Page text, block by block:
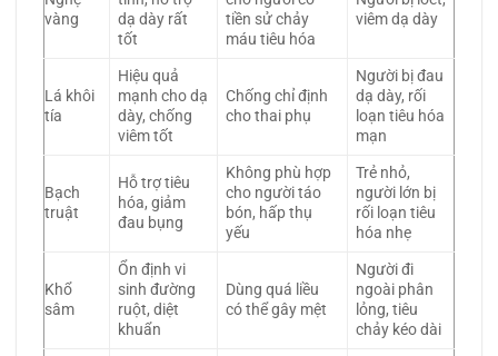
vàng
dạ dày rất
tốt
tiền sử chảy
máu tiêu hóa
viêm dạ dày
Lá khôi
tía
Hiệu quả
mạnh cho dạ
dày, chống
viêm tốt
Chống chỉ định
cho thai phụ
Người bị đau
dạ dày, rối
loạn tiêu hóa
mạn
Bạch
truật
Hỗ trợ tiêu
hóa, giảm
đau bụng
Không phù hợp
cho người táo
bón, hấp thụ
yếu
Trẻ nhỏ,
người lớn bị
rối loạn tiêu
hóa nhẹ
Khổ
sâm
Ổn định vi
sinh đường
ruột, diệt
khuẩn
Dùng quá liều
có thể gây mệt
Người đi
ngoài phân
lỏng, tiêu
chảy kéo dài